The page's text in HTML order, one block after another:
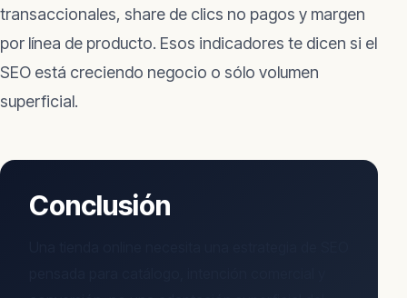
transaccionales, share de clics no pagos y margen
por línea de producto. Esos indicadores te dicen si el
SEO está creciendo negocio o sólo volumen
superficial.
Conclusión